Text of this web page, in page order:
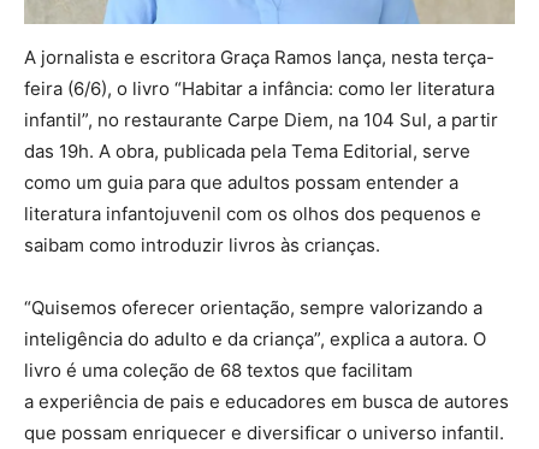
A jornalista e escritora Graça Ramos lança, nesta terça-
feira (6/6), o livro “Habitar a infância: como ler literatura
infantil”, no restaurante Carpe Diem, na 104 Sul, a partir
das 19h. A obra, publicada pela Tema Editorial, serve
como um guia para que adultos possam entender a
literatura infantojuvenil com os olhos dos pequenos e
saibam como introduzir livros às crianças.
“Quisemos oferecer orientação, sempre valorizando a
inteligência do adulto e da criança”, explica a autora. O
livro é uma coleção de 68 textos que facilitam
a experiência de pais e educadores em busca de autores
que possam enriquecer e diversificar o universo infantil.